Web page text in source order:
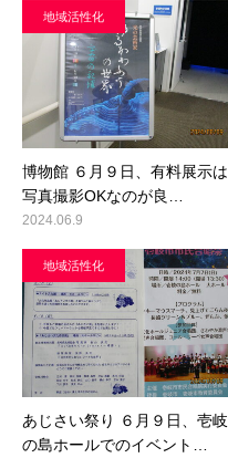
地域活性化
博物館 ６月９日、有料展示は
写真撮影OKなのが良…
2024.06.9
地域活性化
あじさい祭り ６月９日、壱岐
の島ホールでのイベント…